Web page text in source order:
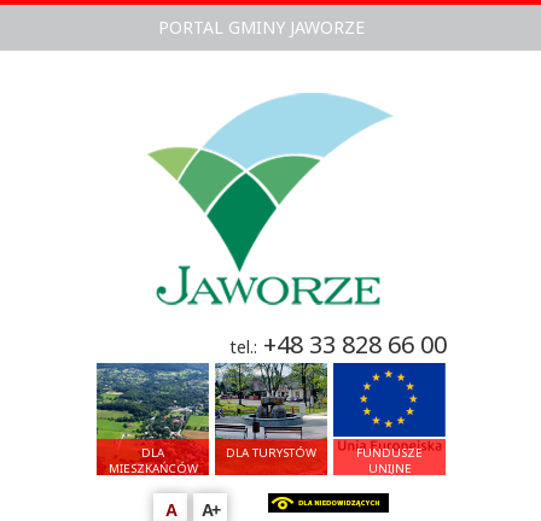
PORTAL GMINY JAWORZE
tel.: +48 33 828 66 00
DLA
MIESZKAŃCÓW
DLA TURYSTÓW
FUNDUSZE
UNIJNE
A
A+